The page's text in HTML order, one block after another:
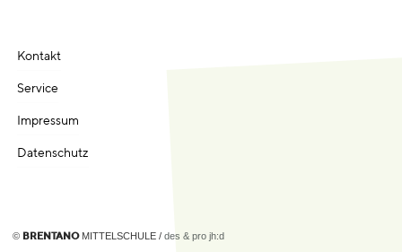
Kontakt
Service
Impressum
Datenschutz
© BRENTANOMITTELSCHULE /des & pro jh:d